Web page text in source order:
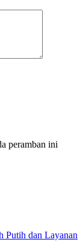
peramban ini
Putih dan Layanan